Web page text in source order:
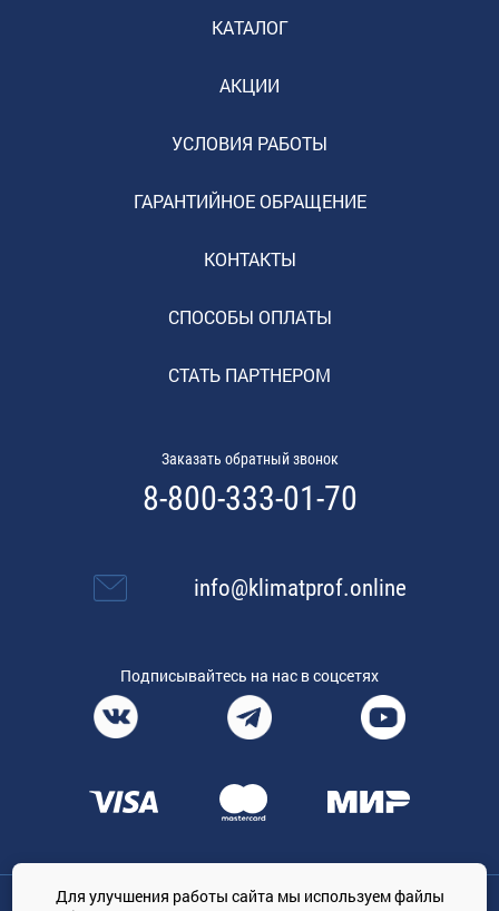
КАТАЛОГ
АКЦИИ
УСЛОВИЯ РАБОТЫ
ГАРАНТИЙНОЕ ОБРАЩЕНИЕ
КОНТАКТЫ
СПОСОБЫ ОПЛАТЫ
СТАТЬ ПАРТНЕРОМ
Заказать обратный звонок
8-800-333-01-70
info@klimatprof.online
Подписывайтесь на нас в соцсетях
Для улучшения работы сайта мы используем файлы